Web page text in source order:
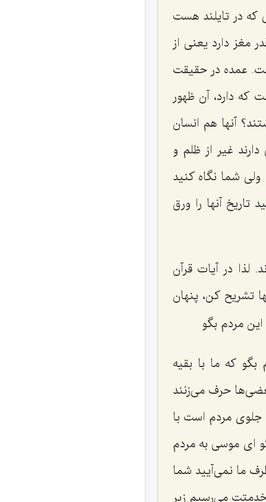
كه در تایلند هست
دارد یعنی از
١٤ تن وزنش است، ١٣ تن وزنش است. عمده در حقیقت
كه دارد، آن ظهور
آنها هم انسان
غیر از ظلم و
شما نگاه كنید
تاریخ آنها را ورق
لذا در آیات قرآن
تشریح كن، پنهان
مردم بگو
كه ما با بقیه
حرف می‌زنند
جلوی مردم است با
ای موسی به مردم
ما نمی‌آیید شما
می‌رسیم زیر